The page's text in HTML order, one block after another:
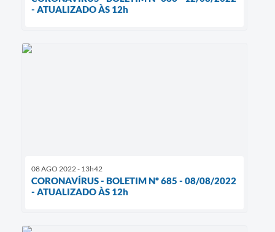
- ATUALIZADO ÀS 12h
08 AGO 2022 - 13h42
CORONAVÍRUS - BOLETIM Nº 685 - 08/08/2022
- ATUALIZADO ÀS 12h